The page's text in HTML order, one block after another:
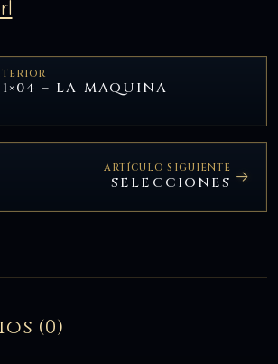
– LA MAQUINA
ARTÍCULO SIGUIENTE
SELECCIONES
(0)